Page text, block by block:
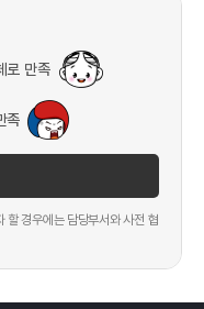
로 만족
족
할 경우에는 담당부서와 사전 협